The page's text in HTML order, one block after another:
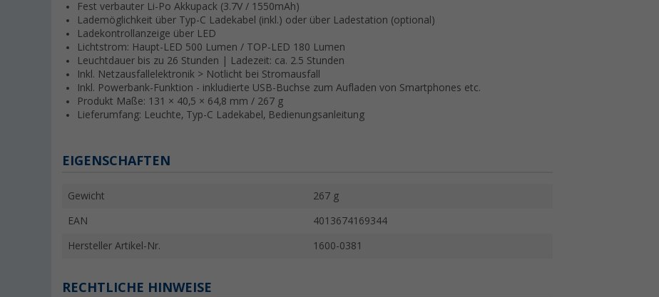
Fest verbauter Li-Po Akkupack (3.7V / 1550mAh)
Lademöglichkeit über Typ-C Ladekabel (inkl.) oder über Ladestation (optional)
Ladekontrollanzeige über LED
Lichtstrom: Haupt-LED 500 Lumen / TOP-LED 180 Lumen
Leuchtdauer bis zu 26 Stunden | Ladezeit: ca. 2.5 Stunden
Inkl. Netzausfallelektronik > Notlicht bei Stromausfall
Inkl. Powerbank-Funktion - inkludierte USB-Buchse zum Aufladen von Smartphones etc.
Produkt Maße: 131 × 40,5 × 64,8 mm / 267 g
Lieferumfang: Leuchte, Typ-C Ladekabel, Bedienungsanleitung
EIGENSCHAFTEN
Gewicht 267 g
EAN 4013674169344
Hersteller Artikel-Nr. 1600-0381
RECHTLICHE HINWEISE